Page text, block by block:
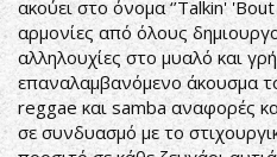
ακούει στο όνομα ‘’Talkin'
αρμονίες από όλους
αλληλουχίες στο μυαλό και
επαναλαμβανόμενο άκουσμα
reggae και samba αναφορές
σε συνδυασμό με το